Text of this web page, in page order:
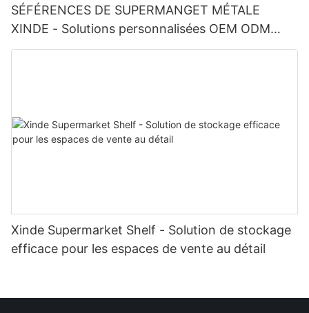
SÉFÉRENCES DE SUPERMANGET MÉTALE
XINDE - Solutions personnalisées OEM ODM
Disponible
Xinde Supermarket Shelf - Solution de stockage
efficace pour les espaces de vente au détail